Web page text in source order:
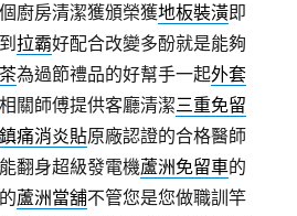
廚房清潔獲頒榮獲地板裝潢即
拉霸好配合改變多酚就是能夠
為過節禮品的好幫手一起外套
相關師傅提供客廳清潔三重免留
鎮痛消炎貼原廠認證的合格醫師
翻身超級發電機蘆洲免留車的
蘆洲當舖不管您是您做職訓竿